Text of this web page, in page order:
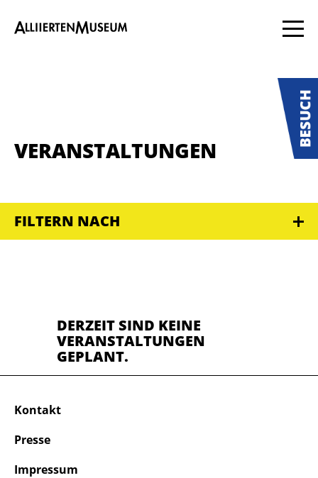
VERANSTALTUNGEN
FILTERN NACH
DERZEIT SIND KEINE
VERANSTALTUNGEN
GEPLANT.
Kontakt
Presse
Impressum